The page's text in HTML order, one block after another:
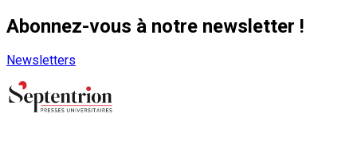
Abonnez-vous à notre newsletter !
Newsletters